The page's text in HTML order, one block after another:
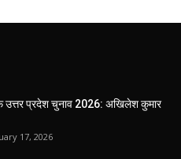
उत्तर प्रदेश चुनाव 2026: अखिलेश कुमार
17, 2026